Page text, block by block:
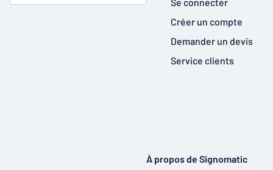
Créer un compte
Demander un devis
Service clients
À propos de Signomatic